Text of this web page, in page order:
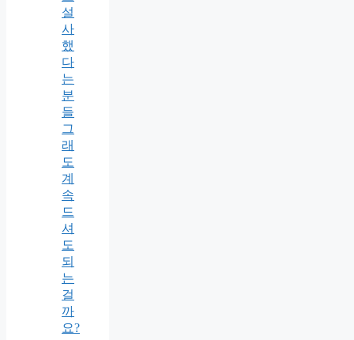
설
사
했
다
는
분
들
그
래
도
계
속
드
셔
도
되
는
걸
까
요?